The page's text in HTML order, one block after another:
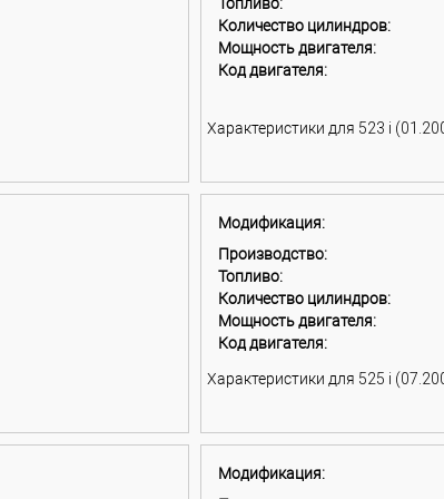
Количество цилиндров:
Мощность двигателя:
Код двигателя:
Характеристики для 523 i
Модификация:
Производство:
Топливо:
Количество цилиндров:
Мощность двигателя:
Код двигателя:
Характеристики для 525 i
Модификация: